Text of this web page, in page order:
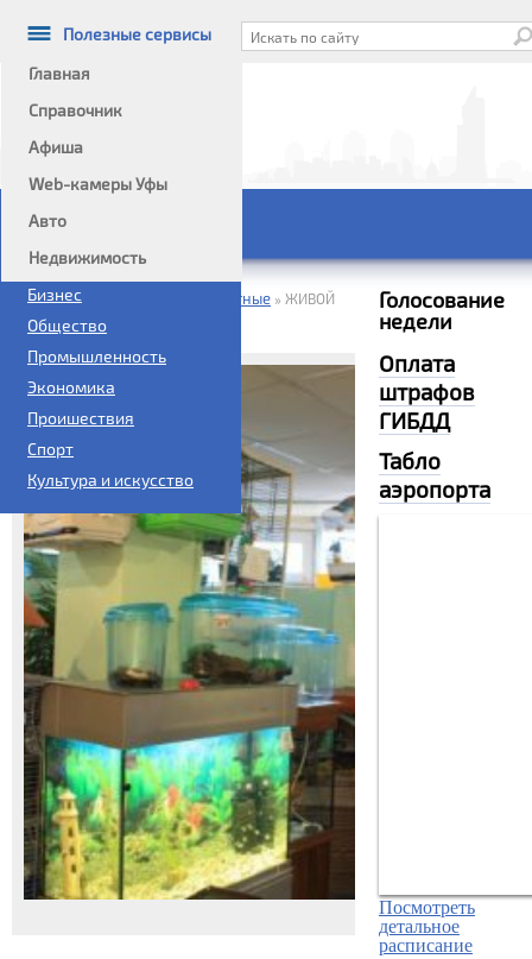
Полезные сервисы
Главная
Справочник
Афиша
Web-камеры Уфы
Авто
Недвижимость
Информационный портал
Главное меню
Политика
Бизнес
Общество
Промышленность
Экономика
Проишествия
Спорт
Культура и искусство
Домой» Животные » ЖИВОЙ
МИР ЗООСАЛОН
Голосование
недели
Оплата
штрафов
ГИБДД
Табло
аэропорта
Посмотреть
детальное
расписание